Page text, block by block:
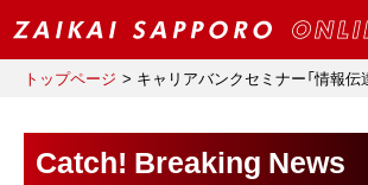
トップページ キャリアバンクセミナー「情報伝
Catch! Breaking News